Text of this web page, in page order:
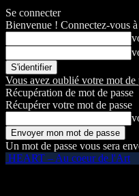
Se connecter
Bienvenue ! Connectez-vous
Vous avez oublié votre mot de
Récupération de mot de passe
Récupérer votre mot de passe
Un mot de passe vous sera
HEART – Au coeur de l'Art